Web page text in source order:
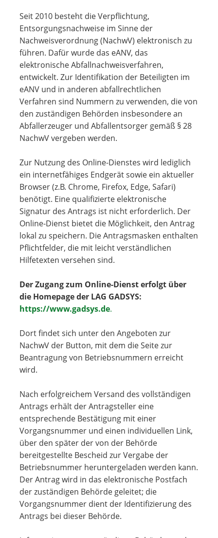
Seit 2010 besteht die Verpflichtung,
Entsorgungsnachweise im Sinne der
Nachweisverordnung (NachwV) elektronisch zu
führen. Dafür wurde das eANV, das
elektronische Abfallnachweisverfahren,
entwickelt. Zur Identifikation der Beteiligten im
eANV und in anderen abfallrechtlichen
Verfahren sind Nummern zu verwenden, die von
den zuständigen Behörden insbesondere an
Abfallerzeuger und Abfallentsorger gemäß § 28
NachwV vergeben werden.
Zur Nutzung des Online-Dienstes wird lediglich
ein internetfähiges Endgerät sowie ein aktueller
Browser (z.B. Chrome, Firefox, Edge, Safari)
benötigt. Eine qualifizierte elektronische
Signatur des Antrags ist nicht erforderlich. Der
Online-Dienst bietet die Möglichkeit, den Antrag
lokal zu speichern. Die Antragsmasken enthalten
Pflichtfelder, die mit leicht verständlichen
Hilfetexten versehen sind.
Der Zugang zum Online-Dienst erfolgt über
die Homepage der LAG GADSYS:
https://www.gadsys.de.
Dort findet sich unter den Angeboten zur
NachwV der Button, mit dem die Seite zur
Beantragung von Betriebsnummern erreicht
wird.
Nach erfolgreichem Versand des vollständigen
Antrags erhält der Antragsteller eine
entsprechende Bestätigung mit einer
Vorgangsnummer und einen individuellen Link,
über den später der von der Behörde
bereitgestellte Bescheid zur Vergabe der
Betriebsnummer heruntergeladen werden kann.
Der Antrag wird in das elektronische Postfach
der zuständigen Behörde geleitet; die
Vorgangsnummer dient der Identifizierung des
Antrags bei dieser Behörde.